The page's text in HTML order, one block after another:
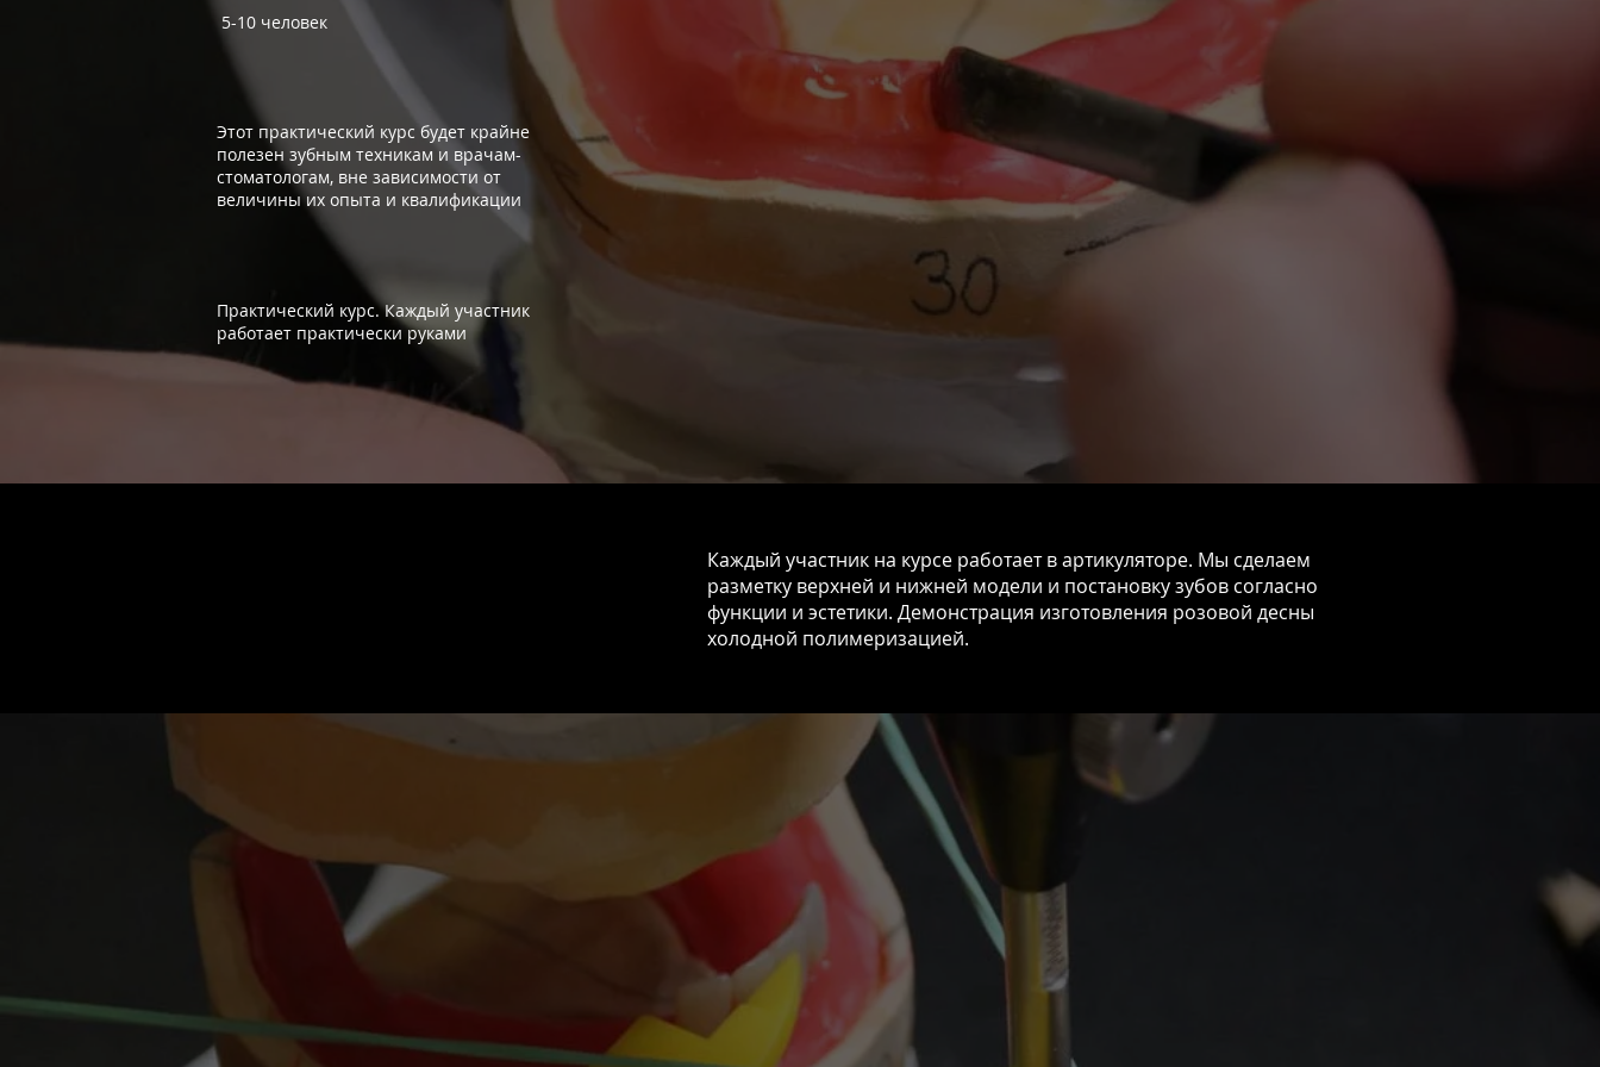
5-10 человек
ДЛЯ КОГО КУРС
Этот практический курс будет крайне
полезен зубным техникам и врачам-
стоматологам, вне зависимости от
величины их опыта и квалификации
ТИП КУРСА
Практический курс. Каждый участник
работает практически руками
Каждый участник на курсе работает в артикуляторе. Мы сделаем
разметку верхней и нижней модели и постановку зубов согласно
функции и эстетики. Демонстрация изготовления розовой десны
холодной полимеризацией.